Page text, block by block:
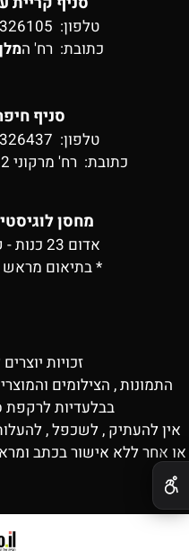
טלפון: 054-5326105
כתובת: רח' ה
סניף
טלפון: 054-5326437
כתובת: רח' מרקוני 22 צ'ק פוסט
מחסן
אדום 23 כנות - קומה 2
* בתיאום
זכויות
התמונות , הצילומים
בבלעדיות לרקפת
אין להעתיק , לשכפל ,
או אחר ללא אישור בכתב
✕